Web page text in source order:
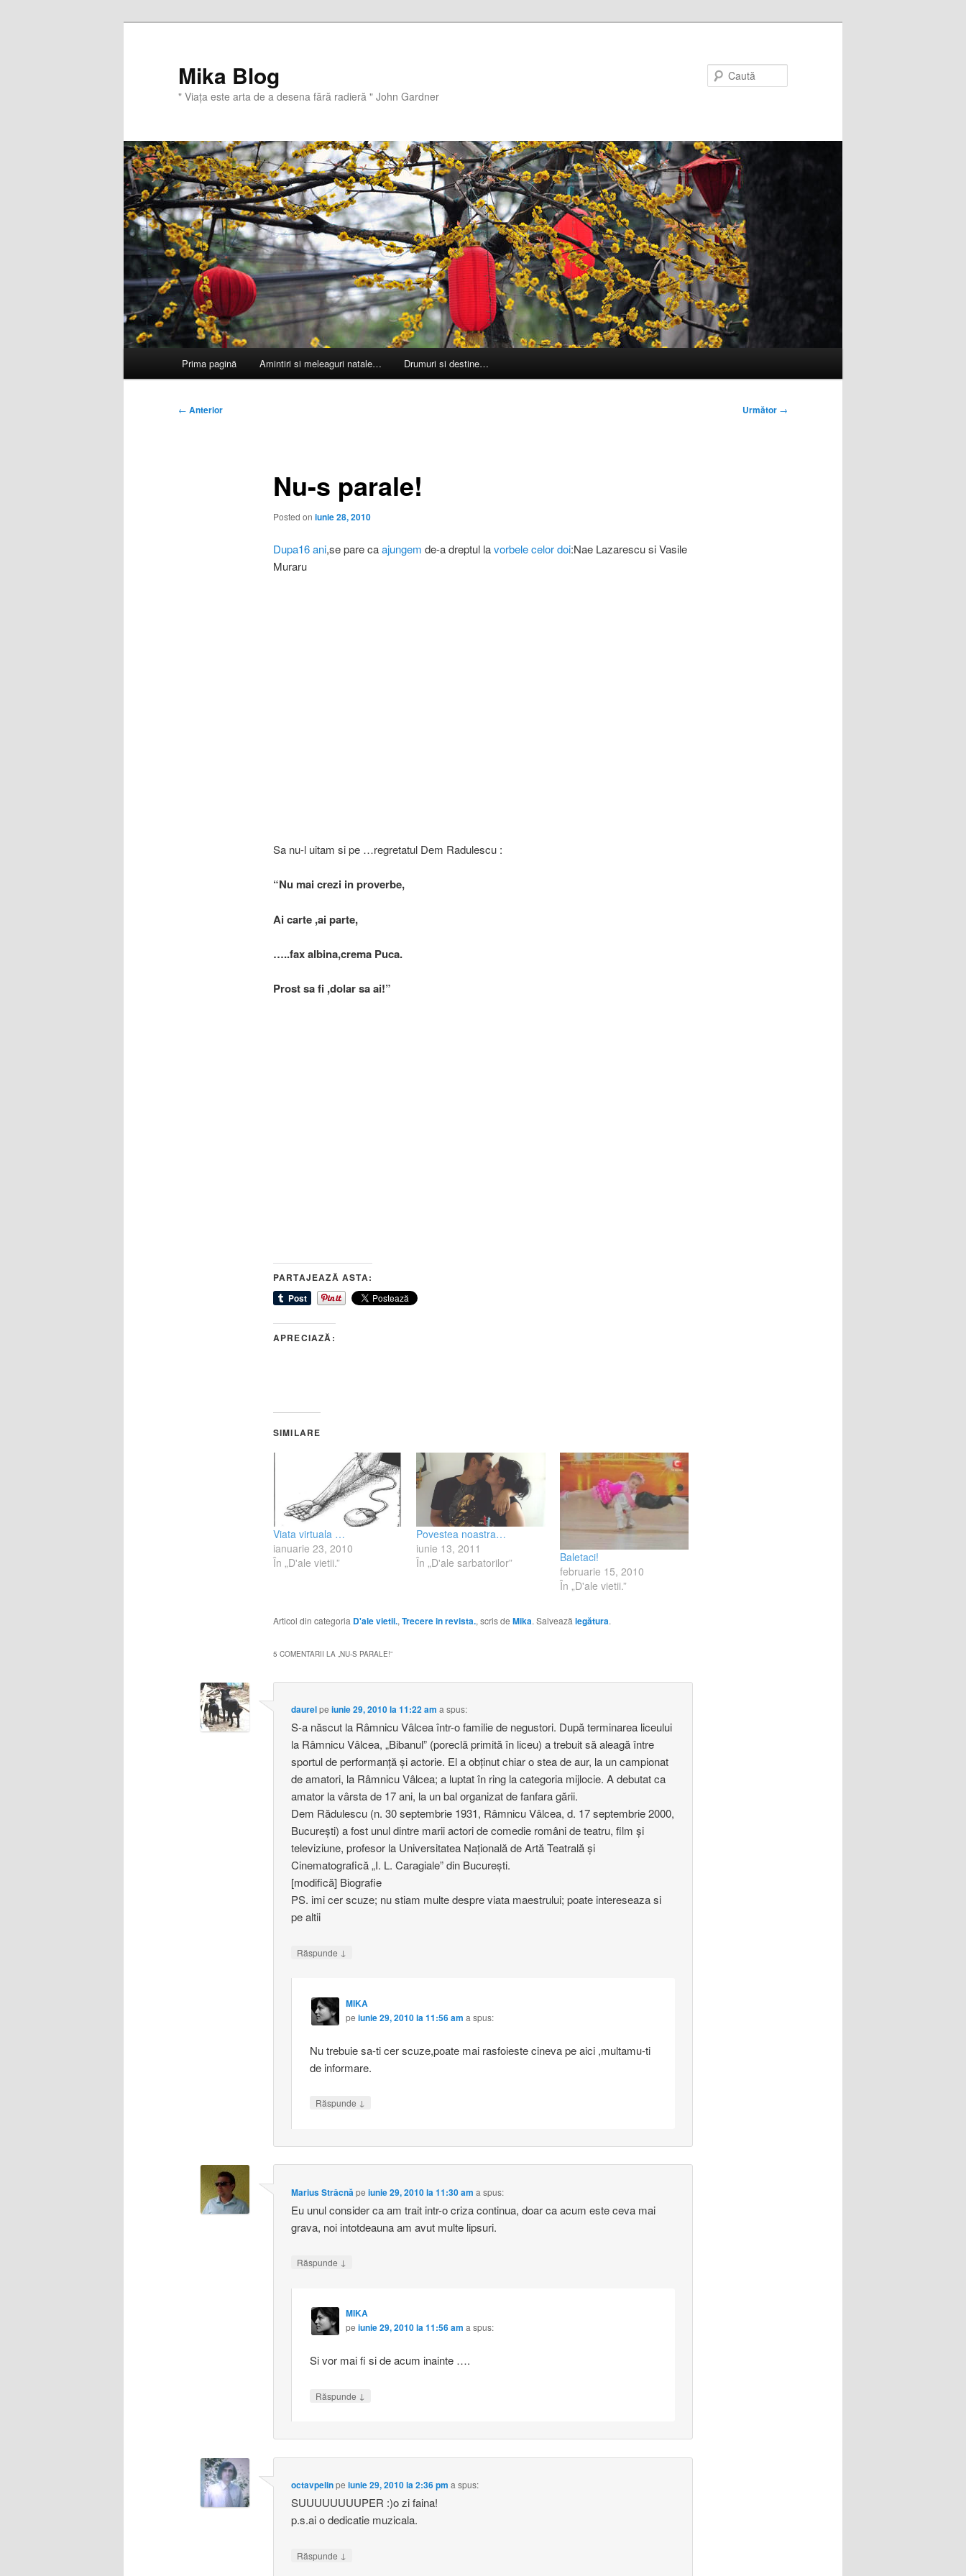
Mika Blog
" Viaţa este arta de a desena fără radieră " John Gardner
Prima pagină Amintiri si meleaguri natale… Drumuri si destine…
Navigare
← Anterior Următor →
Nu-s parale!
Posted on iunie 28, 2010
Dupa16 ani,se pare caajungem de-a dreptul lavorbelecelor doi:Nae Lazarescu si Vasile
Muraru
Sa nu-l uitam si pe …regretatul Dem Radulescu :
“Nu mai crezi in proverbe,
Ai carte ,ai parte,
…..fax albina,crema Puca.
Prost sa fi ,dolar sa ai!”
PARTAJEAZĂ ASTA:
APRECIAZĂ:
SIMILARE
Viata virtuala …
ianuarie 23, 2010
În „D'ale vietii.”
Povestea noastra…
iunie 13, 2011
În „D'ale sarbatorilor”
Baletaci!
februarie 15, 2010
În „D'ale vietii.”
Articol din categoria D'ale vietii., Trecere in revista., scris de Mika. Salvează legătura.
5 COMENTARII LA „NU-S PARALE!”
daurelpeiunie 29, 2010 la 11:22 am a spus:
S-a născut la Râmnicu Vâlcea într-o familie de negustori. După terminarea liceului
la Râmnicu Vâlcea, „Bibanul” (poreclă primită în liceu) a trebuit să aleagă între
sportul de performanţă şi actorie. El a obţinut chiar o stea de aur, la un campionat
de amatori, la Râmnicu Vâlcea; a luptat în ring la categoria mijlocie. A debutat ca
amator la vârsta de 17 ani, la un bal organizat de fanfara gării.
Dem Rădulescu (n. 30 septembrie 1931, Râmnicu Vâlcea, d. 17 septembrie 2000,
Bucureşti) a fost unul dintre marii actori de comedie români de teatru, film şi
televiziune, profesor la Universitatea Naţională de Artă Teatrală şi
Cinematografică „I. L. Caragiale” din Bucureşti.
[modifică] Biografie
PS. imi cer scuze; nu stiam multe despre viata maestrului; poate intereseaza si
pe altii
Răspunde ↓
MIKA
pe iunie 29, 2010 la 11:56 am a spus:
Nu trebuie sa-ti cer scuze,poate mai rasfoieste cineva pe aici ,multamu-ti
de informare.
Răspunde ↓
Marius Strâcnăpeiunie 29, 2010 la 11:30 am a spus:
Eu unul consider ca am trait intr-o criza continua, doar ca acum este ceva mai
grava, noi intotdeauna am avut multe lipsuri.
Răspunde ↓
MIKA
pe iunie 29, 2010 la 11:56 am a spus:
Si vor mai fi si de acum inainte ….
Răspunde ↓
octavpelinpeiunie 29, 2010 la 2:36 pm a spus:
SUUUUUUUUPER :)o zi faina!
p.s.ai o dedicatie muzicala.
Răspunde ↓